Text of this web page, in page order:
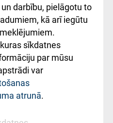
darbību, pielāgotu to
kā arī iegūtu
sīkdatnes
par mūsu
var
atrunā.